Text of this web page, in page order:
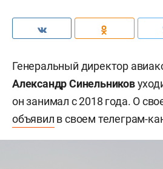
Генеральный директор
Александр Синельников
он занимал с 2018 года. О
объявил в своем телеграм-